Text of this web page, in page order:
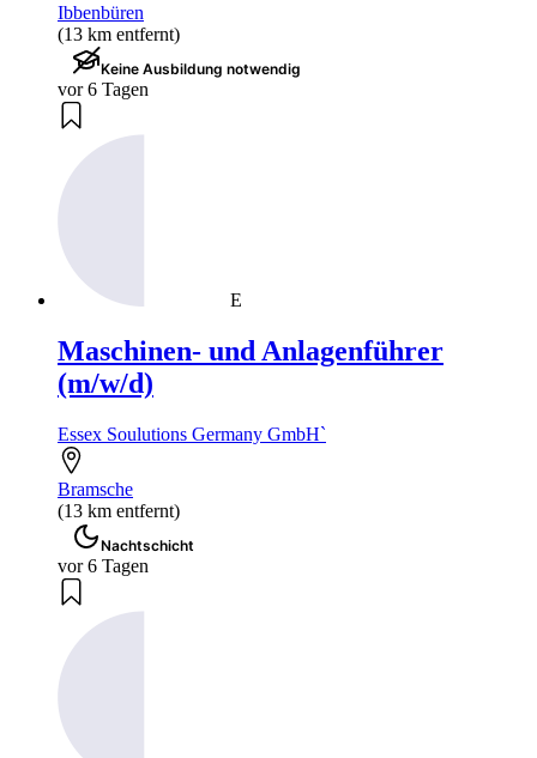
Ibbenbüren
(13 km entfernt)
Keine Ausbildung notwendig
vor 6 Tagen
E
Maschinen- und Anlagenführer
(m/w/d)
Essex Soulutions Germany GmbH`
Bramsche
(13 km entfernt)
Nachtschicht
vor 6 Tagen